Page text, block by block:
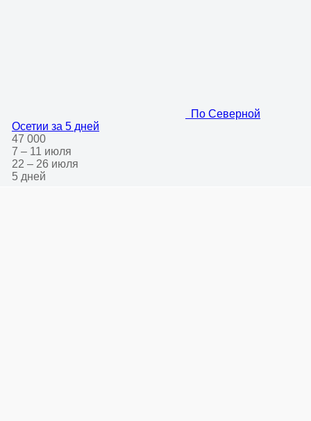
По Северной
Осетии за 5 дней
47 000
7 – 11 июля
22 – 26 июля
5 дней